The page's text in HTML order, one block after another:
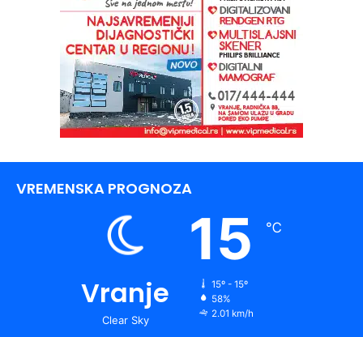
VREMENSKA PROGNOZA
Vranje
Clear Sky
15 ℃
15º - 15º
58%
2.01 km/h